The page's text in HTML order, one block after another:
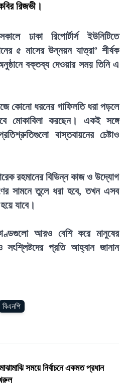
রিজভী।
ঢাকা রিপোর্টার্স ইউনিটিতে
৫ মাসের উন্নয়ন যাত্রা’ শীর্ষক
বক্তব্য দেওয়ার সময় তিনি এ
কোনো ধরনের গাফিলতি ধরা পড়লে
মোকাবিলা করছেন। একই সঙ্গে
বাস্তবায়নের চেষ্টাও
রহমানের বিভিন্ন কাজ ও উদ্যোগ
সামনে তুলে ধরা হবে, তখন এসব
যাবে।
আরও বেশি করে মানুষের
প্রতি আহ্বান জানান
বিএনপি
সময়ে নির্বাচনে একমত প্রধান